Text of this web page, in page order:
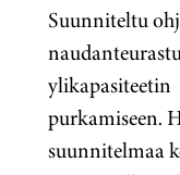
Suunniteltu
ylikapasiteetin
purkamiseen.
suunnitelmaa